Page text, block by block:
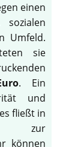
einen
sozialen
Umfeld.
sie
. Ein
und
fließt in
zur
können